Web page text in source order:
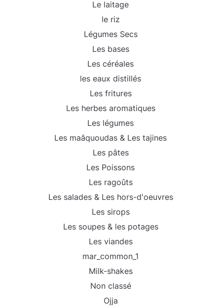
Le laitage
le riz
Légumes Secs
Les bases
Les céréales
les eaux distillés
Les fritures
Les herbes aromatiques
Les légumes
Les maâquoudas & Les tajines
Les pâtes
Les Poissons
Les ragoûts
Les salades & Les hors-d'oeuvres
Les sirops
Les soupes & les potages
Les viandes
mar_common_1
Milk-shakes
Non classé
Ojja